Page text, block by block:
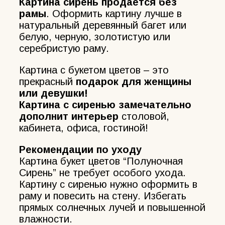
рамы. Оформить картину лучше в
натуральный деревянный багет или
белую, черную, золотистую или
серебристую раму.
Картина с букетом цветов – это
прекрасный подарок для женщины
или девушки!
Картина с сиренью замечательно
дополнит интерьер столовой,
кабинета, офиса, гостиной!
Рекомендации по уходу
Картина букет цветов “Полуночная
Сирень” не требует особого ухода.
Картину с сиренью нужно оформить в
раму и повесить на стену. Избегать
прямых солнечных лучей и повышенной
влажности.